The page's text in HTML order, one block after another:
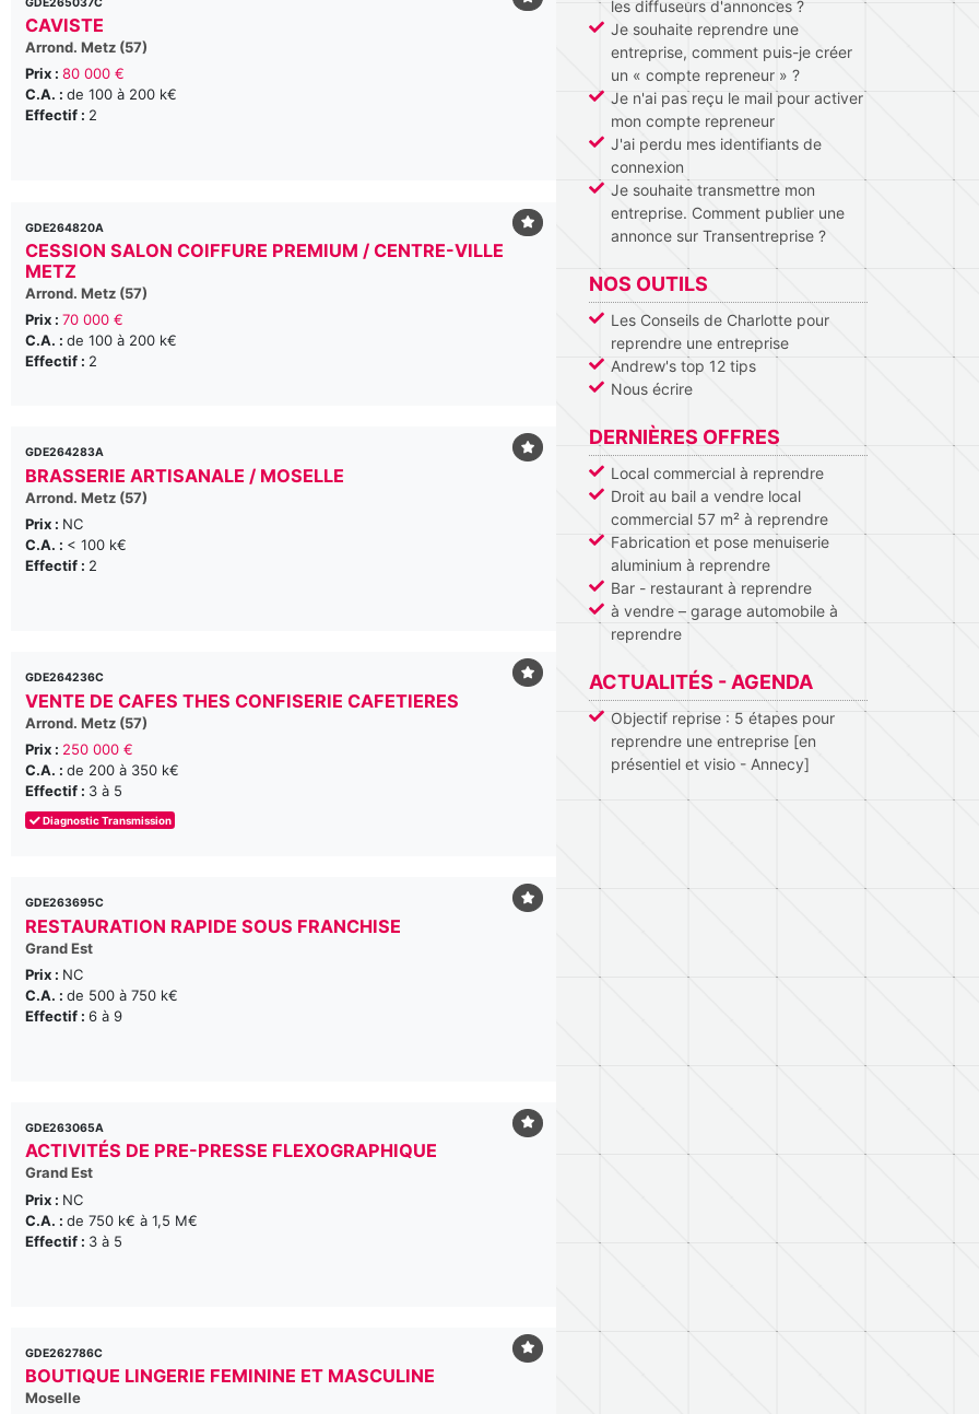
CAVISTE
Arrond. Metz (57)
Prix :80 000 €
C.A. :de 100 à 200 k€
Effectif : 2
GDE264820A
CESSION SALON COIFFURE PREMIUM / CENTRE-VILLE
METZ
Arrond. Metz (57)
Prix :70 000 €
C.A. :de 100 à 200 k€
Effectif : 2
GDE264283A
BRASSERIE ARTISANALE / MOSELLE
Arrond. Metz (57)
Prix : NC
C.A. : < 100 k€
Effectif : 2
GDE264236C
VENTE DE CAFES THES CONFISERIE CAFETIERES
Arrond. Metz (57)
Prix : 250 000 €
C.A. :de 200 à 350 k€
Effectif : 3 à 5
Diagnostic Transmission
GDE263695C
RESTAURATION RAPIDE SOUS FRANCHISE
Grand Est
Prix : NC
C.A. :de 500 à 750 k€
Effectif :6 à 9
GDE263065A
ACTIVITÉS DE PRE-PRESSE FLEXOGRAPHIQUE
Grand Est
Prix : NC
C.A. :de 750 k€ à 1,5 M€
Effectif : 3 à 5
GDE262786C
BOUTIQUE LINGERIE FEMININE ET MASCULINE
Moselle
les diffuseurs d'annonces ?
Je souhaite reprendre une
entreprise, comment puis-je créer
un « compte repreneur » ?
Je n'ai pas reçu le mail pour activer
mon compte repreneur
J'ai perdu mes identifiants de
connexion
Je souhaite transmettre mon
entreprise. Comment publier une
annonce sur Transentreprise ?
NOS OUTILS
Les Conseils de Charlotte pour
reprendre une entreprise
Andrew's top 12 tips
Nous écrire
DERNIÈRES OFFRES
Local commercial à reprendre
Droit au bail a vendre local
commercial 57 m² à reprendre
Fabrication et pose menuiserie
aluminium à reprendre
Bar - restaurant à reprendre
à vendre – garage automobile à
reprendre
ACTUALITÉS - AGENDA
Objectif reprise : 5 étapes pour
reprendre une entreprise [en
présentiel et visio - Annecy]